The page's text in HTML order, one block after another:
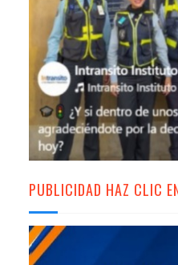
PUBLICIDAD HAZ CLIC